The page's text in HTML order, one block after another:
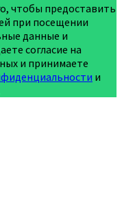
чтобы предоставить
при посещении
данные и
согласие на
и принимаете
и